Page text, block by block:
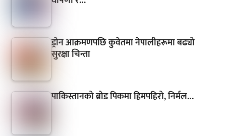
ड्रोन आक्रमणपछि कुवेतमा नेपालीहरूमा बढ्यो
सुरक्षा चिन्ता
पाकिस्तानको ब्रोड पिकमा हिमपहिरो, निर्मल…